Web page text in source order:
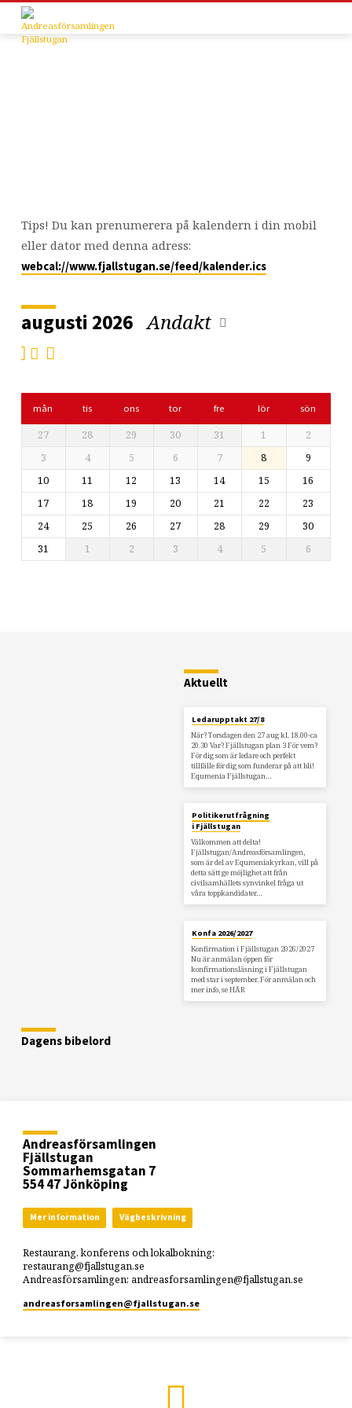
Kalender
Tips! Du kan prenumerera på kalendern i din mobil
eller dator med denna adress:
webcal://www.fjallstugan.se/feed/kalender.ics
augusti 2026 Andakt
mån tis ons tor fre lör sön
27 28 29 30 31 1
2
3
4 5 6 7 8
9
10
11 12 13 14 15
16
17
18 19 20 21 22
23
24
25 26 27 28 29
30
31
1 2 3 4 5 6
Aktuellt
Ledarupptakt 27/8
När? Torsdagen den 27 aug kl. 18.00-ca
20.30 Var? Fjällstugan plan 3 För vem?
För dig som är ledare och perfekt
tillfälle för dig som funderar på att bli!
Equmenia Fjällstugan…
Politikerutfrågning
i Fjällstugan
Välkommen att delta!
Fjällstugan/Andreasförsamlingen,
som är del av Equmeniakyrkan, vill på
detta sätt ge möjlighet att från
civilsamhällets synvinkel fråga ut
våra toppkandidater…
Konfa 2026/2027
Konfirmation i Fjällstugan 2026/2027
Nu är anmälan öppen för
konfirmationsläsning i Fjällstugan
med star i september. För anmälan och
mer info, se HÄR
Dagens bibelord
Andreasförsamlingen
Fjällstugan
Sommarhemsgatan 7
554 47 Jönköping
Mer information Vägbeskrivning
Restaurang, konferens och lokalbokning:
restaurang@fjallstugan.se
Andreasförsamlingen: andreasforsamlingen@fjallstugan.se
andreasforsamlingen​@fjallstugan.se